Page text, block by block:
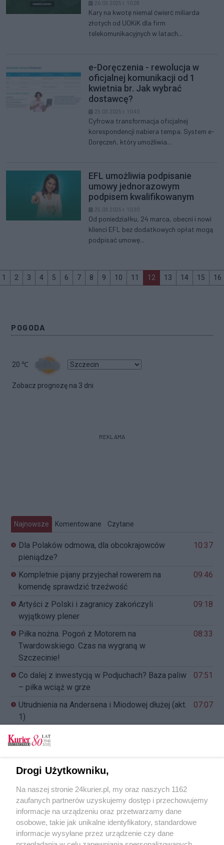
26.03.2025 r. 10:28
Kary na kwotę niemal ćwierć miliarda
złotych od UOKiK dla firm
telekomunikacyjnych w latach...
e-Doręczenia - rewolucja w
oficjalnej komunikacji od 1
kwietnia br. Jak wybrać
dostawcę?
25.03.2025 r. 10:40
Cyfrowa transformacja oficjalnej
korespondencji nabiera tempa. System e-
Doręczeń, który umożliwia...
EFL umożliwia podpisanie
umowy jednorazowym
podpisem kwalifikowanym
25.03.2025 r. 10:30
Od poniedziałku, 24 marca, obecni i nowi
klienci EFL bez dodatkowych opłat mogą
podpisać umowę...
1 2 3 4 5 6 7 8 9 10 11 12(aktualna)
13 14 15 16
POGODA
20 ℃
Zobacz prognozę na 3 dni
REKLAMA
Najnowsze Komentowane Czytane
Dla Polaków odmowa, dla obcokrajowców
pieniądze?
10:37
Kompletnie pijany przyjechał rowerem na
komendę sprawdzić trzeźwość
09:46
Artyści z Polski i zagranicy zakończyli
wyjątkowy plener
09:18
Piłka nożna. Pogoń z Motorem na
Twardowskiego. Czas na wygraną w
Szczecinie!
08:33
Co dalej z inwestycją w Podjuchach? Baza paliw
– piłka wciąż w grze
07:51
Utrudnienia na Andersena i Miodowej dłużej (akt.
1)
07:07
Zapisane w „Kurierze” (04.03-5.03.1965 r.)
uczcić st. chor. Łukasza Sroczyńskiego
Drogi Użytkowniku,
Na naszej stronie 24kurier.pl, my oraz naszych 1162
zaufanych partnerów uzyskujemy dostęp i przechowujemy
informacje na urządzeniu oraz przetwarzamy dane
osobowe, takie jak unikalne identyfikatory, standardowe
informacje wysyłane przez urządzenie czy dane